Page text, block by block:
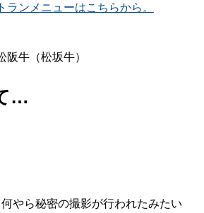
ンメニューはこちらから。
阪牛（松坂牛）
…
やら秘密の撮影が行われたみたい